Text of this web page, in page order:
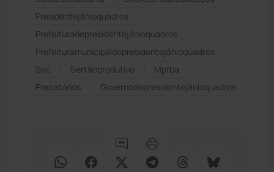
Presidentejânioquadros
Prefeituradepresidentejânioquadros
Prefeituramunicipaldepresidentejânioquadros
Sec
Sertãoprodutivo
Mpfba
Precatórios
Governodepresidentejânioquadros